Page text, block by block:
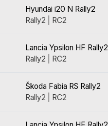
Hyundai i20 N Rally2
Rally2 | RC2
Lancia Ypsilon HF Rally2
Rally2 | RC2
Škoda Fabia RS Rally2
Rally2 | RC2